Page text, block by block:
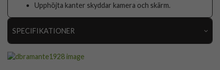
Upphöjta kanter skyddar kamera och skärm.
SPECIFIKATIONER